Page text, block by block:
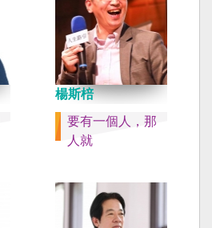
楊斯棓
要有一個人，那
人就